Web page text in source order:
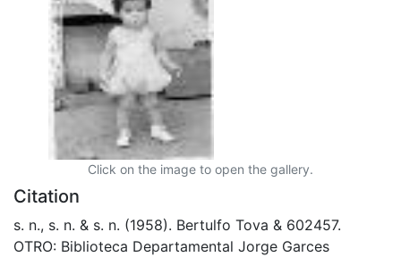
Click on the image to open the gallery.
Citation
s. n., s. n. & s. n. (1958). Bertulfo Tova & 602457.
OTRO: Biblioteca Departamental Jorge Garces